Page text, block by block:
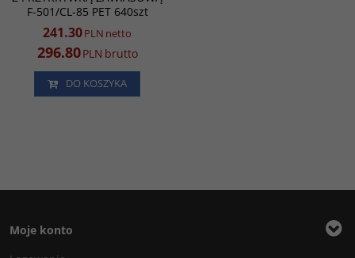
F-501/CL-85 PET 640szt
241.30PLN netto
296.80PLN brutto
DO KOSZYKA
Moje konto